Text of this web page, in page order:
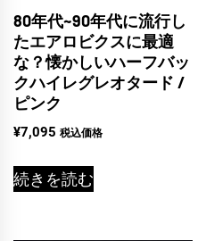
80年代~90年代に流行し
たエアロビクスに最適
な？懐かしいハーフバッ
クハイレグレオタード /
ピンク
¥7,095 税込価格
続きを読む